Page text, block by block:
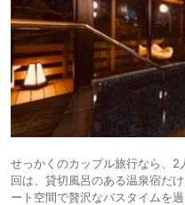
せっかくのカップル旅行なら、
回は、貸切風呂のある温泉宿だ
ート空間で贅沢なバスタイムを